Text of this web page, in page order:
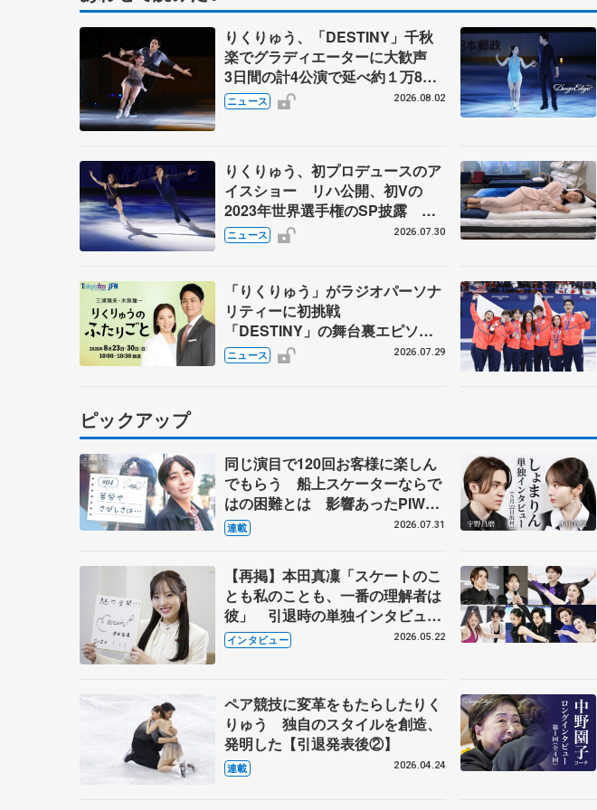
りくりゅう、「DESTINY」千秋
楽でグラディエーターに大歓声
3日間の計4公演で延べ約１万8千
人動員、三浦璃来さん感極まる
ニュース 2026.08.02
りくりゅう、初プロデュースのア
イスショー リハ公開、初Vの
2023年世界選手権のSP披露 ハ
ゼボロ、チョクベイら豪華メンバ
ーが来日
ニュース 2026.07.30
「りくりゅう」がラジオパーソナ
リティーに初挑戦
「DESTINY」の舞台裏エピソー
ドも
ニュース 2026.07.29
ピックアップ
同じ演目で120回お客様に楽しん
でもらう 船上スケーターならで
はの困難とは 影響あったPIW前
キャプテン松永さんの存在
連載 2026.07.31
【再掲】本田真凜「スケートのこ
とも私のことも、一番の理解者は
彼」 引退時の単独インタビュー
で語った競技人生や家族、恋人、
これからの夢…
インタビュー 2026.05.22
ペア競技に変革をもたらしたりく
りゅう 独自のスタイルを創造、
発明した【引退発表後②】
連載 2026.04.24